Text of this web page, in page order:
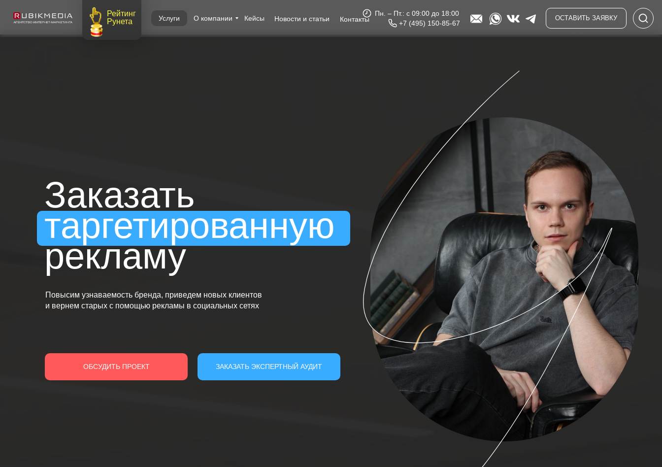
ОСТАВИТЬ ЗАЯВКУ
Услуги Кейсы
О компании
Рейтинг
Рунета
Контакты
Пн. – Пт.: с 09:00 до 18:00
+7 (495) 150-85-67
Новости и статьи
ЗАКАЗАТЬ ЭКСПЕРТНЫЙ АУДИТ
Заказать
таргетированную
рекламу
Повысим узнаваемость бренда, приведем новых клиентов
и вернем старых с помощью рекламы в социальных сетях
ОБСУДИТЬ ПРОЕКТ